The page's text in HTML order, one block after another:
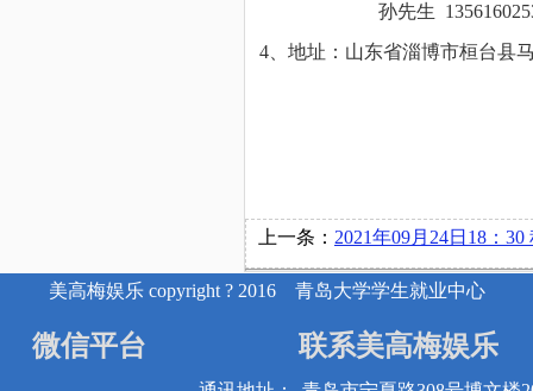
孙先生
4 、地址：山东省淄博市桓台县
上一条： 2021年09月24日18：30 积成电子股份有限公司在博文
美高梅娱乐 copyright ? 2016 青岛大学学生就业中心
微信平台 联系美高梅娱乐